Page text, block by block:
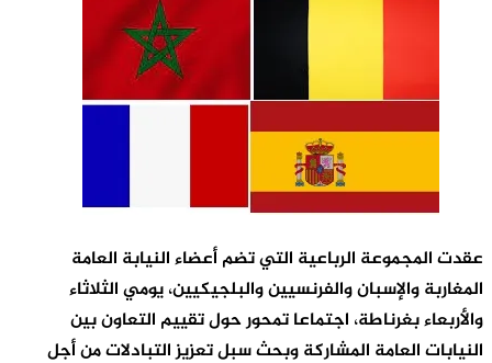
عقدت المجموعة الرباعية التي تضم أعضاء النيابة العامة
المغاربة والإسبان والفرنسيين والبلجيكيين، يومي الثلاثاء
والأربعاء بغرناطة، اجتماعا تمحور حول تقييم التعاون بين
النيابات العامة المشاركة وبحث سبل تعزيز التبادلات من أجل